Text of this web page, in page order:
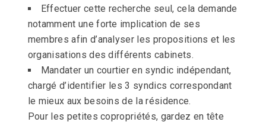
Effectuer cette recherche seul, cela demande
notamment une forte implication de ses
membres afin d’analyser les propositions et les
organisations des différents cabinets.
Mandater un courtier en syndic indépendant,
chargé d’identifier les 3 syndics correspondant
le mieux aux besoins de la résidence.
Pour les petites copropriétés, gardez en tête